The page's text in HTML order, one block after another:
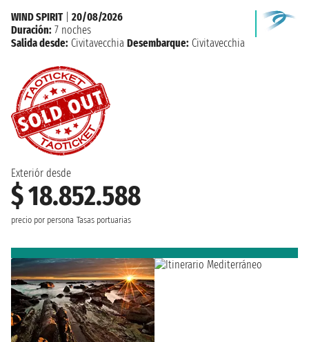
Exteriór desde
$ 18.852.588
precio por persona Tasas portuarias
WIND SPIRIT| 20/08/2026
Duración: 7 noches
Salida desde: Civitavecchia Desembarque: Civitavecchia